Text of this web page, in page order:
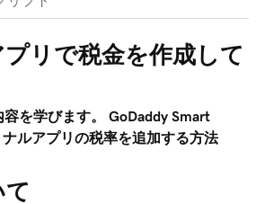
ル画面のカスタマイズ
マイズ
2m 21s
1m 59s
Duoで商品を追加す
リで税金を作成して
を学びます。 GoDaddy Smart
ルアプリの税率を追加する方法
て